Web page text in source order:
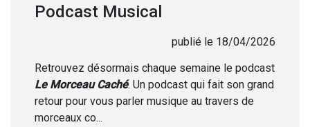
Podcast Musical
publié le 18/04/2026
Retrouvez désormais chaque semaine le podcast
Le Morceau Caché. Un podcast qui fait son grand
retour pour vous parler musique au travers de
morceaux co...